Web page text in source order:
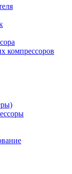
компрессоров